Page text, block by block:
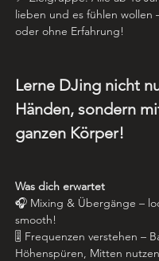
lieben und es fühlen wollen
oder ohne Erfahrung!
Lerne DJing nicht
Händen, sondern
ganzen Körper!
Was dich erwartet
🎧 Mixing & Übergänge –
smooth!
🎚 Frequenzen verstehen –
Höhenspüren, Mitten